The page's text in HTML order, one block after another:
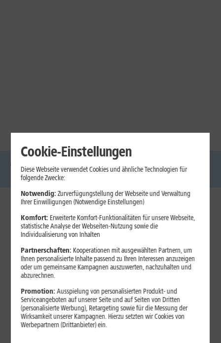
Glasfaser Internet Handys
Mobilfunk-
Laptops
1&1 Internet
Jetzt unterbrechungsfrei ins sehr gute Netz wechseln.
Ohne doppelte Kosten.*
Cookie-Einstellungen
Diese Webseite verwendet Cookies und ähnliche Technologien für
folgende Zwecke:
Notwendig: Zurverfügungstellung der Webseite und Verwaltung
Ihrer Einwilligungen (Notwendige Einstellungen)
Komfort: Erweiterte Komfort-Funktionalitäten für unsere Webseite,
statistische Analyse der Webseiten-Nutzung sowie die
Individualisierung von Inhalten
Partnerschaften: Kooperationen mit ausgewählten Partnern, um
Ihnen personalisierte Inhalte passend zu Ihren Interessen anzuzeigen
oder um gemeinsame Kampagnen auszuwerten, nachzuhalten und
abzurechnen.
Promotion:Ausspielung von personalisierten Produkt- und
Serviceangeboten auf unserer Seite und auf Seiten von Dritten
(personalisierte Werbung), Retargeting sowie für die Messung der
Wirksamkeit unserer Kampagnen. Hierzu setzten wir Cookies von
Werbepartnern (Drittanbieter) ein.